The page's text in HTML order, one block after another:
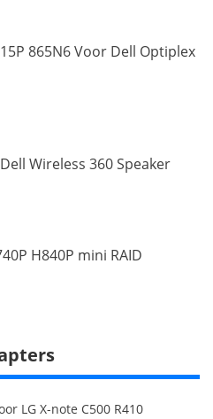
865N6 Voor Dell Optiplex
Wireless 360 Speaker
H840P mini RAID
LG X-note C500 R410